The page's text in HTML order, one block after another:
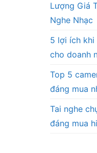
Lượng Giá
Nghe Nhạc
5 lợi ích khi
cho doanh
Top 5
đáng mua
Tai nghe
đáng mua